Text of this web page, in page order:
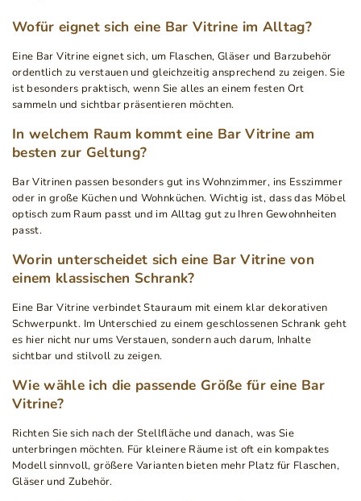
Wofür eignet sich eine Bar Vitrine im Alltag?
Eine Bar Vitrine eignet sich, um Flaschen, Gläser und Barzubehör
ordentlich zu verstauen und gleichzeitig ansprechend zu zeigen. Sie
ist besonders praktisch, wenn Sie alles an einem festen Ort
sammeln und sichtbar präsentieren möchten.
In welchem Raum kommt eine Bar Vitrine am
besten zur Geltung?
Bar Vitrinen passen besonders gut ins Wohnzimmer, ins Esszimmer
oder in große Küchen und Wohnküchen. Wichtig ist, dass das Möbel
optisch zum Raum passt und im Alltag gut zu Ihren Gewohnheiten
passt.
Worin unterscheidet sich eine Bar Vitrine von
einem klassischen Schrank?
Eine Bar Vitrine verbindet Stauraum mit einem klar dekorativen
Schwerpunkt. Im Unterschied zu einem geschlossenen Schrank geht
es hier nicht nur ums Verstauen, sondern auch darum, Inhalte
sichtbar und stilvoll zu zeigen.
Wie wähle ich die passende Größe für eine Bar
Vitrine?
Richten Sie sich nach der Stellfläche und danach, was Sie
unterbringen möchten. Für kleinere Räume ist oft ein kompaktes
Modell sinnvoll, größere Varianten bieten mehr Platz für Flaschen,
Gläser und Zubehör.